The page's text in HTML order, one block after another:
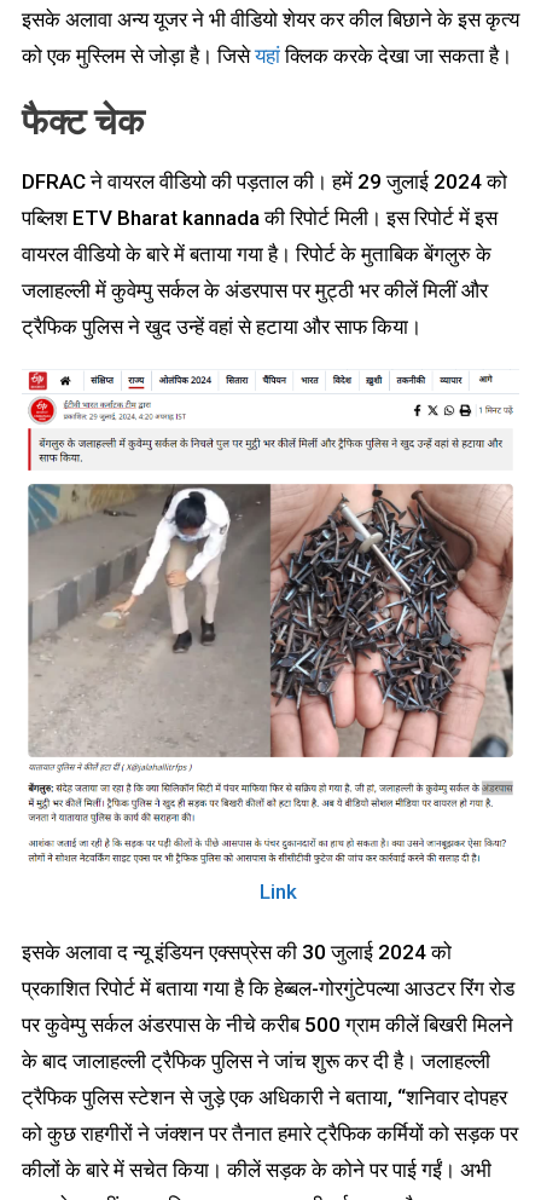
इसके अलावा अन्य यूजर ने भी वीडियो शेयर कर कील बिछाने के इस कृत्य
को एक मुस्लिम से जोड़ा है। जिसेयहांक्लिक करके देखा जा सकता है।
फैक्ट चेक
DFRAC ने वायरल वीडियो की पड़ताल की। हमें 29 जुलाई 2024 को
पब्लिश ETV Bharat kannada की रिपोर्ट मिली। इस रिपोर्ट में इस
वायरल वीडियो के बारे में बताया गया है। रिपोर्ट के मुताबिक बेंगलुरु के
जलाहल्ली में कुवेम्पु सर्कल के अंडरपास पर मुट्ठी भर कीलें मिलीं और
ट्रैफिक पुलिस ने खुद उन्हें वहां से हटाया और साफ किया।
Link
इसके अलावा द न्यू इंडियन एक्सप्रेस की 30 जुलाई 2024 को
प्रकाशित रिपोर्ट में बताया गया है कि हेब्बल-गोरगुंटेपल्या आउटर रिंग रोड
पर कुवेम्पु सर्कल अंडरपास के नीचे करीब 500 ग्राम कीलें बिखरी मिलने
के बाद जालाहल्ली ट्रैफिक पुलिस ने जांच शुरू कर दी है। जलाहल्ली
ट्रैफिक पुलिस स्टेशन से जुड़े एक अधिकारी ने बताया, “शनिवार दोपहर
को कुछ राहगीरों ने जंक्शन पर तैनात हमारे ट्रैफिक कर्मियों को सड़क पर
कीलों के बारे में सचेत किया। कीलें सड़क के कोने पर पाई गईं। अभी